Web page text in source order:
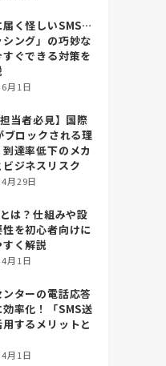
届く怪しいSMS…
シング」の巧妙な
ぐできる対策を
月1日
当者必見】国際
ブロックされる理
達率低下のメカ
ビジネスリスク
月29日
は？仕組みや設
を初心者向けに
く解説
月1日
ンターの電話応答
効率化！「SMS送
するメリットと
月1日